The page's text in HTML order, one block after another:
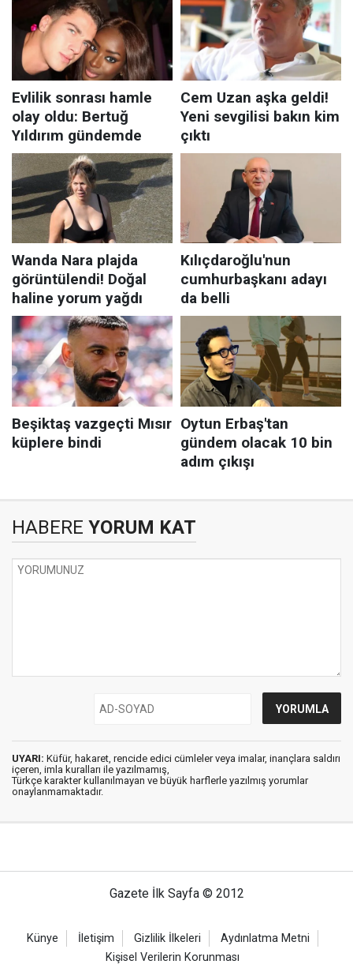
HABERE YORUM KAT
UYARI: Küfür, hakaret, rencide edici cümleler veya imalar, inançlara saldırı
içeren, imla kuralları ile yazılmamış,
Türkçe karakter kullanılmayan ve büyük harflerle yazılmış yorumlar
onaylanmamaktadır.
Gazete İlk Sayfa © 2012
Künye İletişim Gizlilik İlkeleri
Aydınlatma Metni
Kişisel Verilerin Korunması